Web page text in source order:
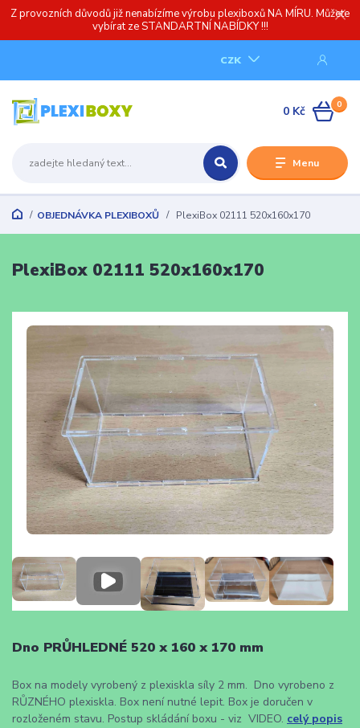
Z provozních důvodů již nenabízíme výrobu plexiboxů NA MÍRU. Můžete
vybírat ze STANDARTNÍ NABÍDKY !!!
Menu
CZK
0
0 Kč
OBJEDNÁVKA PLEXIBOXŮ PlexiBox 02111 520x160x170
PlexiBox 02111 520x160x170
Dno PRŮHLEDNÉ 520 x 160 x 170 mm
Box na modely vyrobený z plexiskla síly 2 mm. Dno vyrobeno z
RŮZNÉHO plexiskla. Box není nutné lepit. Box je doručen v
rozloženém stavu. Postup skládání boxu - viz VIDEO. celý popis